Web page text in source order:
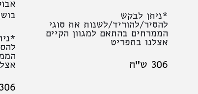
*ניתן לבקש
להסיר/להוריד/לשנות את סוגי
הממרחים בהתאם למגוון הקיים
אצלנו בתפריט
306 ש"ח
306 ש"ח